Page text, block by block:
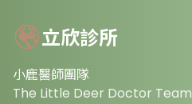
立欣診所
小鹿醫師團隊
The Little Deer Doctor Team